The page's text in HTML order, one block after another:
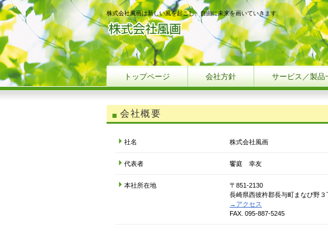
株式会社風画は新しい風を起こし、自由に未来を画いていきます
会社概要
社名 株式会社風画
代表者 饗庭 幸友
本社所在地
〒851-2130
長崎県西彼杵郡長与町まなび野３
→アクセス
FAX. 095-887-5245
トップページ 会社方針 サービス／製品